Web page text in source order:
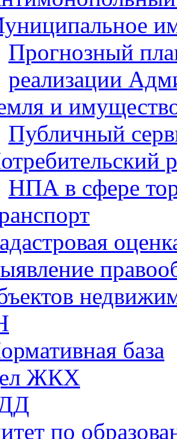
Прогнозный
реализации
и
Публичный
НПА в сфере
база
ЖКХ
по